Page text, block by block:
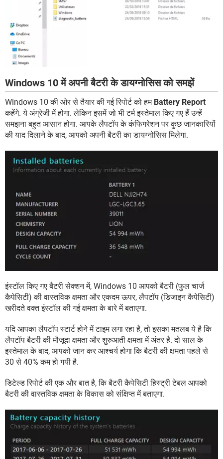
Windows 10 में अपनी बैटरी के डायग्नोसिस को समझें
Windows 10 की ओर से तैयार की गई रिपोर्ट को हम Battery Report
कहेंगे. ये अंग्रेजी में होगा. लेकिन इसमें जो भी टर्म इस्तेमाल किए गए हैं उन्हें
समझना बहुत आसान होगा. आपके लैपटॉप के कंफिगरेशन पर कुछ जानकारियों
की याद दिलाने के बाद, आपको अपनी बैटरी का डायग्नोसिस मिलेगा.
इंस्टॉल किए गए बैटरी सेक्शन में, Windows 10 आपको बैटरी (फुल चार्ज
कैपेसिटी) की वास्तविक क्षमता और एकदम ऊपर, लैपटॉप (डिजाइन कैपेसिटी)
खरीदते वक्त इंस्टॉल की गई क्षमता के बारे में बताएगा.
यदि आपका लैपटॉप स्टार्ट होने में टाइम लगा रहा है, तो इसका मतलब ये है कि
लैपटॉप बैटरी की मौजूदा क्षमता और शुरुआती क्षमता में अंतर है. दो साल के
इस्तेमाल के बाद, आपको जान कर आश्चर्य होगा कि बैटरी की क्षमता पहले से
30 से 40% कम हो गयी है.
डिटेल्ड रिपोर्ट की एक और बात है, कि बैटरी कैपेसिटी हिस्ट्री टेबल आपको
बैटरी की वास्तविक क्षमता के विकास को संक्षिप्त में बताएगा.